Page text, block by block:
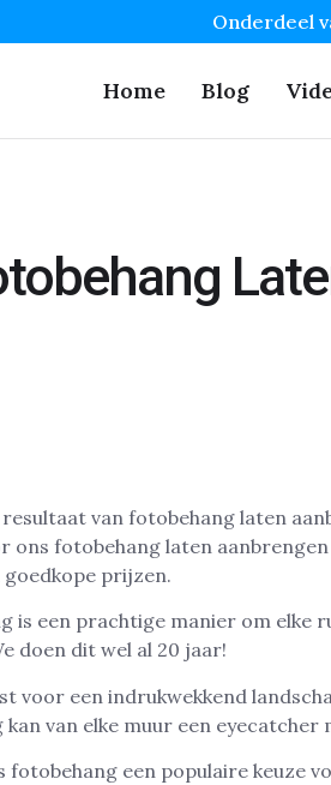
Onderdeel
Home Blog
ons fotobehang laten
goedkope prijzen.
is een prachtige manier om
doen dit wel al 20 jaar!
voor een indrukwekkend
van elke muur een eyecatcher
fotobehang een populaire keuze